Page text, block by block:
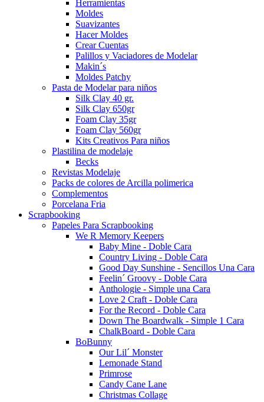
Herramientas
Moldes
Suavizantes
Hacer Moldes
Crear Cuentas
Palillos y Vaciadores de Modelar
Makin´s
Moldes Patchy
Pasta de Modelar para niños
Silk Clay 40 gr.
Silk Clay 650gr
Foam Clay 35gr
Foam Clay 560gr
Kits Creativos Para niños
Plastilina de modelaje
Becks
Revistas Modelaje
Packs de colores de Arcilla polimerica
Complementos
Porcelana Fria
Scrapbooking
Papeles Para Scrapbooking
We R Memory Keepers
Baby Mine - Doble Cara
Country Living - Doble Cara
Good Day Sunshine - Sencillos Una Cara
Feelin´ Groovy - Doble Cara
Anthologie - Simple una Cara
Love 2 Craft - Doble Cara
For the Record - Doble Cara
Down The Boardwalk - Simple 1 Cara
ChalkBoard - Doble Cara
BoBunny
Our Lil´ Monster
Lemonade Stand
Primrose
Candy Cane Lane
Christmas Collage